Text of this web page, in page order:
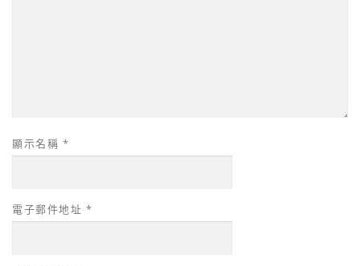
顯示名稱 *
電子郵件地址 *